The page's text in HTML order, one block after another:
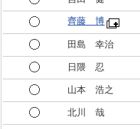
齊藤 博
田島 幸治
日隈 忍
山本 浩之
北川 哉